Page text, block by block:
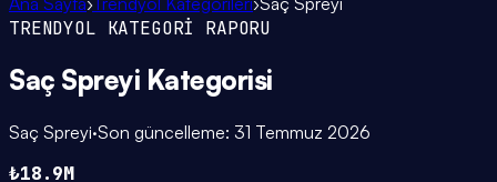
TRENDYOL KATEGORİ RAPORU
Saç Spreyi Kategorisi
Saç Spreyi·Son güncelleme: 31 Temmuz 2026
₺18.9M